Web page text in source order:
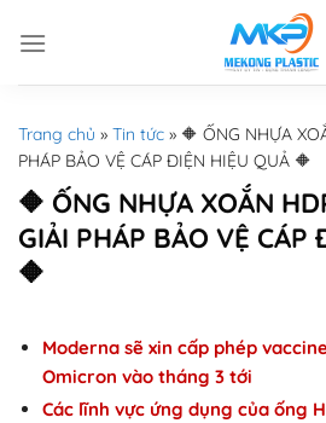
Trang chủ » Tin tức » 🔶 ỐNG NHỰA
PHÁP BẢO VỆ CÁP ĐIỆN HIỆU QUẢ 🔶
🔶 ỐNG NHỰA XOẮN
GIẢI PHÁP BẢO VỆ CÁP
🔶
Moderna sẽ xin cấp phép
Omicron vào tháng 3 tới
Các lĩnh vực ứng dụng của ống